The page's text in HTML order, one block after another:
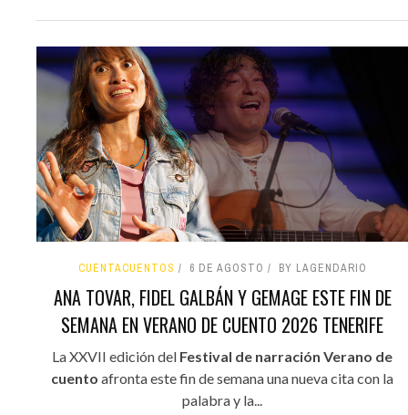
CUENTACUENTOS 6 DE AGOSTO BY LAGENDARIO
ANA TOVAR, FIDEL GALBÁN Y GEMAGE ESTE FIN DE
SEMANA EN VERANO DE CUENTO 2026 TENERIFE
La XXVII edición del Festival de narración Verano de
cuento afronta este fin de semana una nueva cita con la
palabra y la...